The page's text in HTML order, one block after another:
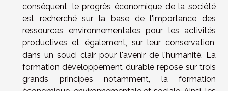
conséquent, le progrès économique de la société
est recherché sur la base de l'importance des
ressources environnementales pour les activités
productives et, également, sur leur conservation,
dans un souci clair pour l'avenir de l'humanité. La
formation développement durable repose sur trois
grands principes notamment, la formation